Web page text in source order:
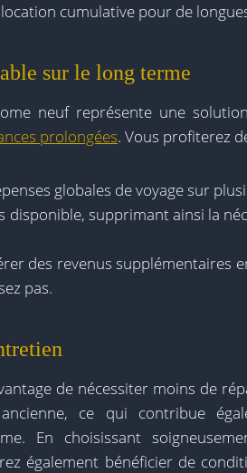
location cumulative pour de
sur le long terme
neuf représente une
prolongées. Vous profiterez
globales de voyage sur
disponible, supprimant ainsi la
des revenus supplémentaires
pas.
de nécessiter moins de
ce qui contribue
En choisissant
également bénéficier de